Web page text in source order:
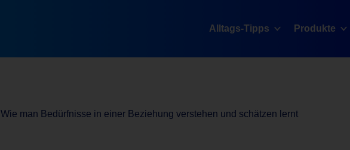
Alltags-Tipps Produkte
Wie man Bedürfnisse in einer Beziehung verstehen und schätzen lernt